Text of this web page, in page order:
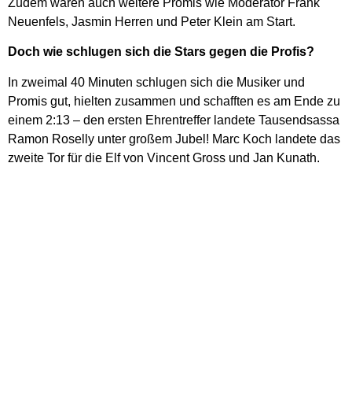
Neuenfels, Jasmin Herren und Peter Klein am Start.
Doch wie schlugen sich die Stars gegen die Profis?
In zweimal 40 Minuten schlugen sich die Musiker und
Promis gut, hielten zusammen und schafften es am Ende zu
einem 2:13 – den ersten Ehrentreffer landete Tausendsassa
Ramon Roselly unter großem Jubel! Marc Koch landete das
zweite Tor für die Elf von Vincent Gross und Jan Kunath.